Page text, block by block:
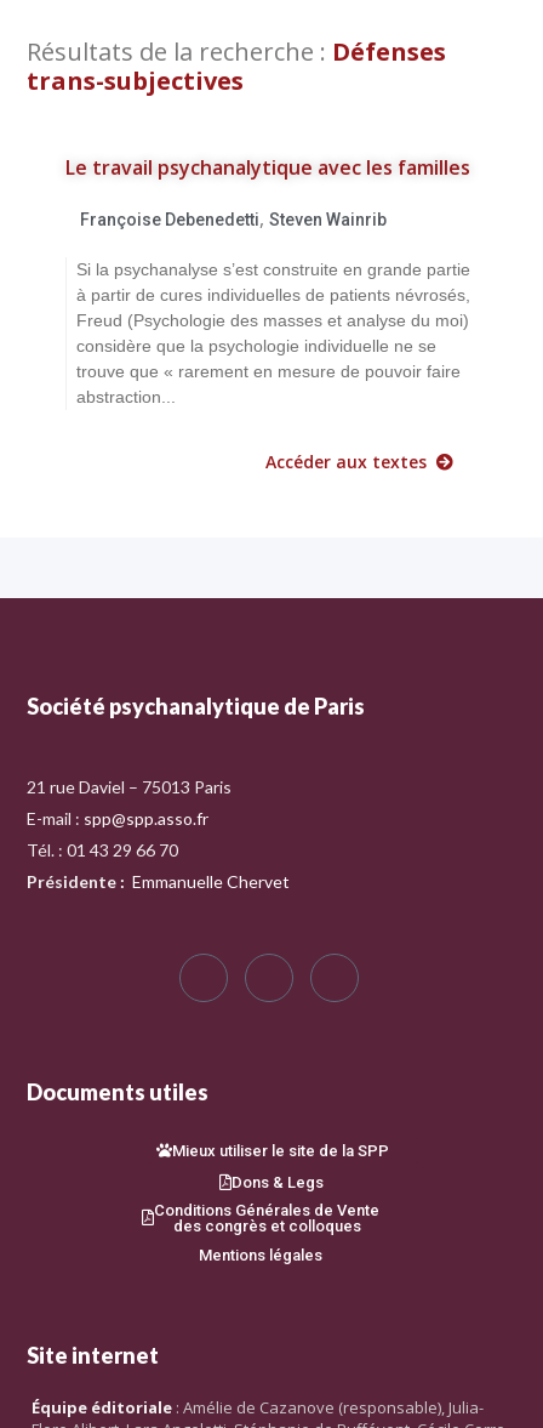
Résultats de la recherche : Défenses
trans-subjectives
Le travail psychanalytique avec les familles
Françoise Debenedetti, Steven Wainrib
Si la psychanalyse s’est construite en grande partie
à partir de cures individuelles de patients névrosés,
Freud (Psychologie des masses et analyse du moi)
considère que la psychologie individuelle ne se
trouve que « rarement en mesure de pouvoir faire
abstraction...
Accéder aux textes
Société psychanalytique de Paris
21 rue Daviel – 75013 Paris
E-mail : spp@spp.asso.fr
Tél. : 01 43 29 66 70
Présidente : Emmanuelle Chervet
Documents utiles
Mieux utiliser le site de la SPP
Dons & Legs
Conditions Générales de Vente
des congrès et colloques
Mentions légales
Site internet
Équipe éditoriale : Amélie de Cazanove (responsable), Julia-